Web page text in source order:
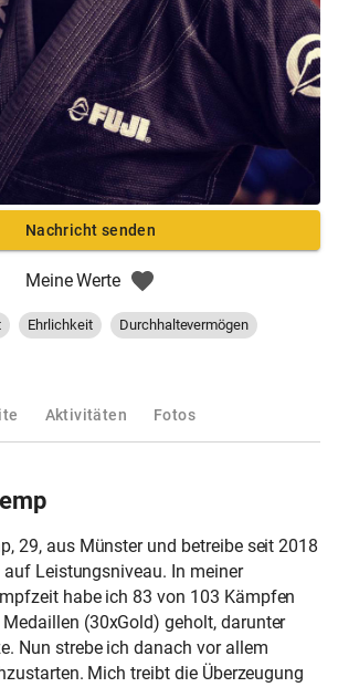
Nachricht senden
Meine Werte
Ehrlichkeit Durchhaltevermögen
Aktivitäten Fotos
29, aus Münster und betreibe seit 2018
Leistungsniveau. In meiner
habe ich 83 von 103 Kämpfen
(30xGold) geholt, darunter
Nun strebe ich danach vor allem
Mich treibt die Überzeugung